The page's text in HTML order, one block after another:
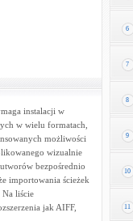
instalacji w
w wielu formatach,
możliwości
wizualnie
bezpośrednio
importowania ścieżek
liście
jak AIFF,
6
7
8
9
10
11